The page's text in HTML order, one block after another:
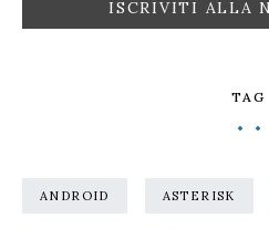
TAG
ANDROID ASTERISK